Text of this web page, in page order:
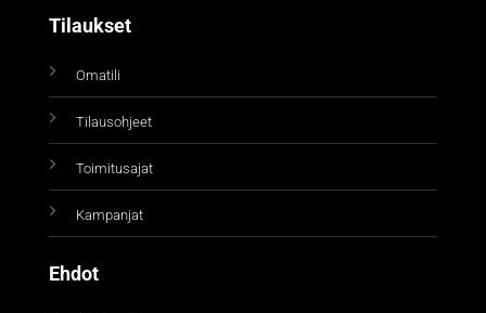
Tilaukset
Omatili
Tilausohjeet
Toimitusajat
Kampanjat
Ehdot